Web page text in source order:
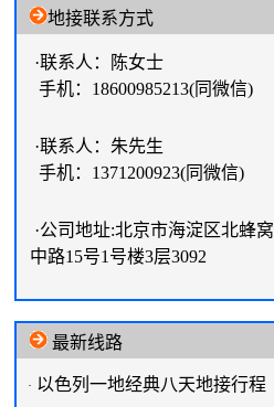
地接联系方式
·联系人：陈女士
手机：18600985213(同微信)
·联系人：朱先生
手机：1371200923(同微信)
·公司地址:北京市海淀区北蜂窝
中路15号1号楼3层3092
最新线路
· 以色列一地经典八天地接行程